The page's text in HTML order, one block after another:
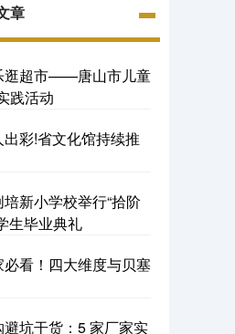
章
逛超市——唐山市儿童
践活动
彩!省文化馆持续推
新小学校举行“拾阶
生毕业典礼
看！四大维度与贝塞
坑干货：5 家厂家实